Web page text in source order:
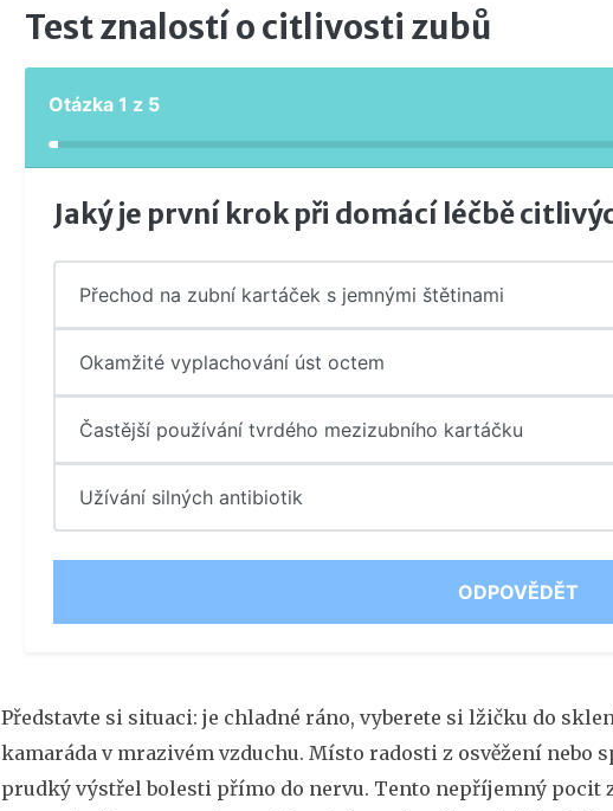
Test znalostí o citlivosti zubů
Otázka 1 z 5
Jaký je první krok při domácí léčbě
Přechod na zubní kartáček s jemnými štětinami
Okamžité vyplachování úst octem
Častější používání tvrdého mezizubního kartáčku
Užívání silných antibiotik
ODPOVĚDĚT
Představte si situaci: je chladné ráno, vyberete si lžičku do
kamaráda v mrazivém vzduchu. Místo radosti z osvěžení nebo
prudký výstřel bolesti přímo do nervu. Tento nepříjemný pocit